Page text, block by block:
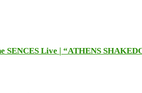
SENCES Live | “ATHENS